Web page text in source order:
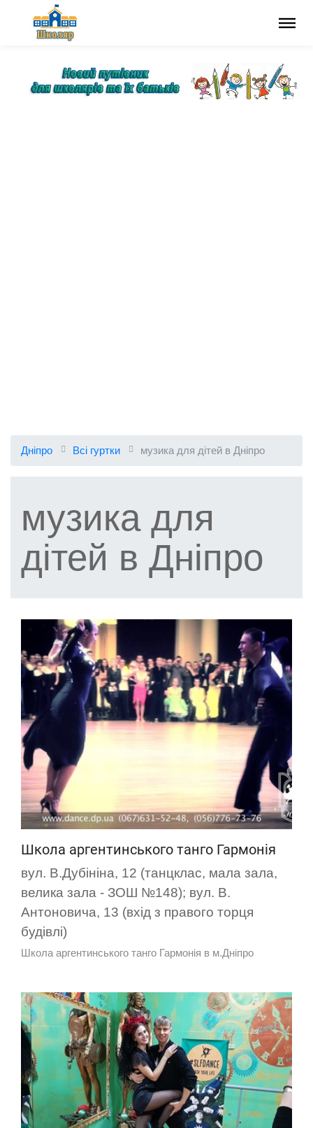
Дніпро Всі гуртки музика для дітей в Дніпро
музика для
дітей в Дніпро
Школа аргентинського танго Гармонія
вул. В.Дубініна, 12 (танцклас, мала зала,
велика зала - ЗОШ №148); вул. В.
Антоновича, 13 (вхід з правого торця
будівлі)
Школа аргентинського танго Гармонія в м.Дніпро